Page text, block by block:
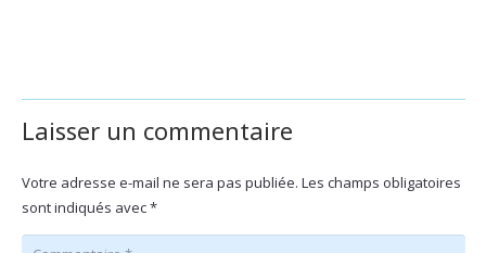
Laisser un commentaire
Votre adresse e-mail ne sera pas publiée. Les champs obligatoires
sont indiqués avec*